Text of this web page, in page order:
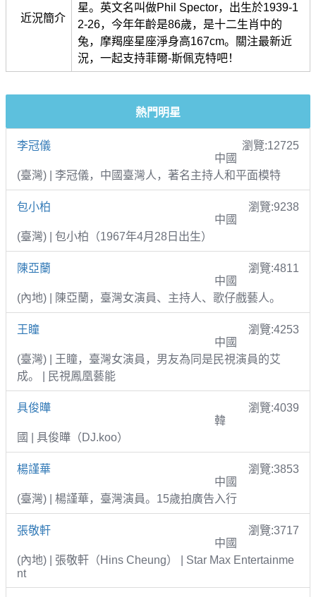
近況簡介
星。英文名叫做Phil Spector，出生於1939-1
2-26，今年年齡是86歲，是十二生肖中的
兔，摩羯座星座淨身高167cm。關注最新近
況，一起支持菲爾-斯佩克特吧！
熱門明星
李冠儀
瀏覽:12725
中國
(臺灣) | 李冠儀，中國臺灣人，著名主持人和平面模特
包小柏
瀏覽:9238
中國
(臺灣) | 包小柏（1967年4月28日出生）
陳亞蘭
瀏覽:4811
中國
(內地) | 陳亞蘭，臺灣女演員、主持人、歌仔戲藝人。
王瞳
瀏覽:4253
中國
(臺灣) | 王瞳，臺灣女演員，男友為同是民視演員的艾
成。 | 民視鳳凰藝能
具俊曄
瀏覽:4039
韓
國 | 具俊曄（DJ.koo）
楊謹華
瀏覽:3853
中國
(臺灣) | 楊謹華，臺灣演員。15歲拍廣告入行
張敬軒
瀏覽:3717
中國
(內地) | 張敬軒（Hins Cheung） | Star Max Entertainme
nt